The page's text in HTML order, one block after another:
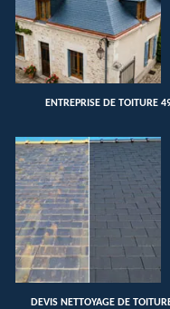
ENTREPRISE DE TOITURE
DEVIS NETTOYAGE DE